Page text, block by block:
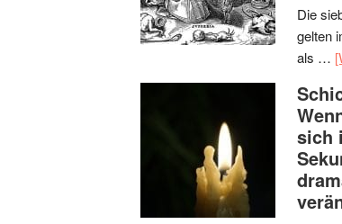
Die
gelten
als …
sich